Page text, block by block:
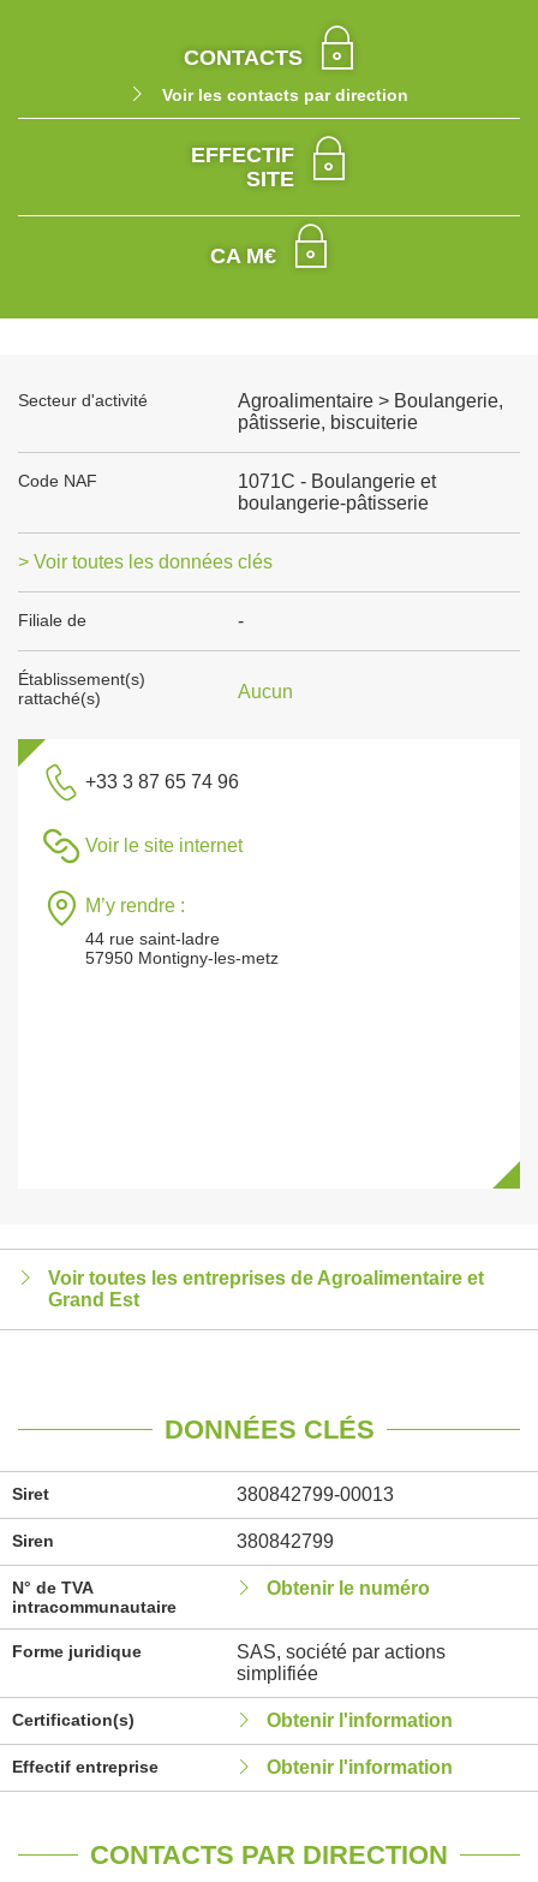
CONTACTS
Voir les contacts par direction
EFFECTIF
SITE
CA M€
Secteur d'activité
Agroalimentaire > Boulangerie,
pâtisserie, biscuiterie
Code NAF
1071C - Boulangerie et
boulangerie-pâtisserie
> Voir toutes les données clés
Filiale de -
Établissement(s)
rattaché(s)
Aucun
+33 3 87 65 74 96
Voir le site internet
M’y rendre :
44 rue saint-ladre
57950 Montigny-les-metz
Voir toutes les entreprises de Agroalimentaire et
Grand Est
DONNÉES CLÉS
Siret 380842799-00013
Siren 380842799
N° de TVA
intracommunautaire
Obtenir le numéro
Forme juridique
SAS, société par actions
simplifiée
Certification(s) Obtenir l'information
Effectif entreprise Obtenir l'information
CONTACTS PAR DIRECTION